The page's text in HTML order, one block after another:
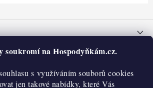
soukromí na Hospodyňkám.cz.
s využíváním souborů cookies
jen takové nabídky, které Vás
dobírku